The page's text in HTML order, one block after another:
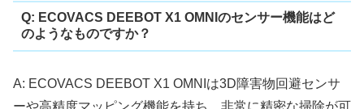
Q: ECOVACS DEEBOT X1 OMNIのセンサー機能はど
のようなものですか？
A: ECOVACS DEEBOT X1 OMNIは3D障害物回避センサ
ーや高精度マッピング機能を持ち、非常に精密な掃除が可